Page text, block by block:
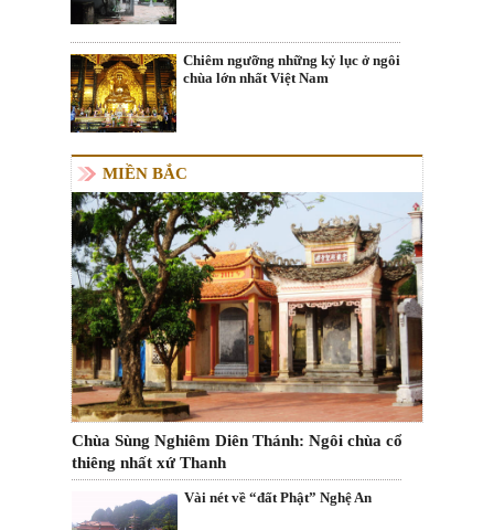
Chiêm ngưỡng những kỷ lục ở ngôi
chùa lớn nhất Việt Nam
MIỀN BẮC
Chùa Sùng Nghiêm Diên Thánh: Ngôi chùa cổ
thiêng nhất xứ Thanh
Vài nét về “đất Phật” Nghệ An